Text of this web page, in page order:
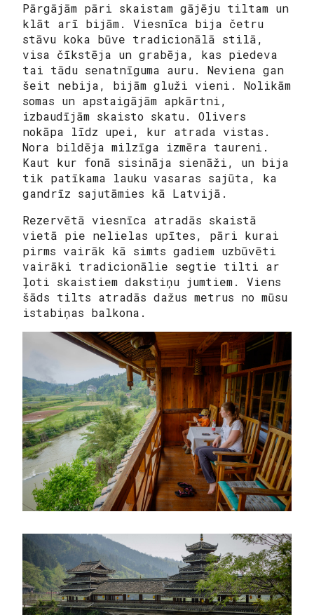
Pārgājām pāri skaistam gājēju tiltam un
klāt arī bijām. Viesnīca bija četru
stāvu koka būve tradicionālā stilā,
visa čīkstēja un grabēja, kas piedeva
tai tādu senatnīguma auru. Neviena gan
šeit nebija, bijām gluži vieni. Nolikām
somas un apstaigājām apkārtni,
izbaudījām skaisto skatu. Olivers
nokāpa līdz upei, kur atrada vistas.
Nora bildēja milzīga izmēra taureni.
Kaut kur fonā sisināja sienāži, un bija
tik patīkama lauku vasaras sajūta, ka
gandrīz sajutāmies kā Latvijā.
Rezervētā viesnīca atradās skaistā
vietā pie nelielas upītes, pāri kurai
pirms vairāk kā simts gadiem uzbūvēti
vairāki tradicionālie segtie tilti ar
ļoti skaistiem dakstiņu jumtiem. Viens
šāds tilts atradās dažus metrus no mūsu
istabiņas balkona.